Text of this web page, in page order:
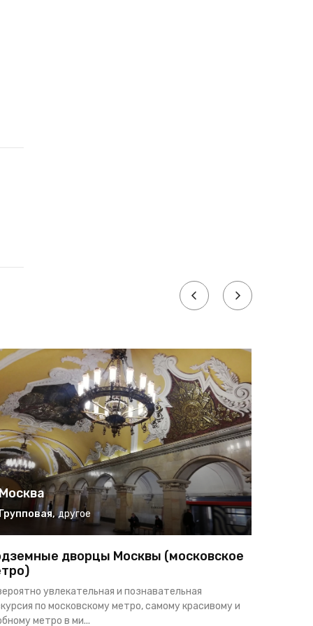
Групповая, другое
дворцы Москвы (московское
увлекательная и познавательная
по московскому метро, самому красивому и
метро в ми...